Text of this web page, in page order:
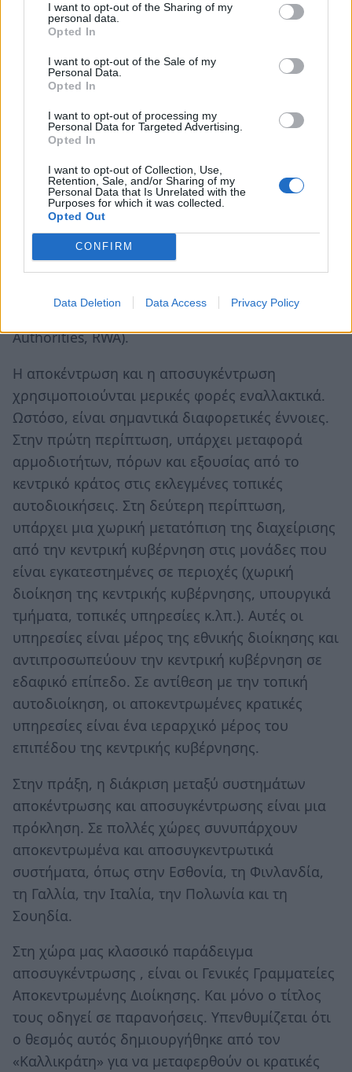
I want to opt-out of the Sharing of my
personal data.
Opted In
I want to opt-out of the Sale of my
Personal Data.
Opted In
I want to opt-out of processing my
Personal Data for Targeted Advertising.
Opted In
I want to opt-out of Collection, Use,
Retention, Sale, and/or Sharing of my
Personal Data that Is Unrelated with the
Purposes for which it was collected.
Opted Out
CONFIRM
Data Deletion Data Access Privacy Policy
της δομής, της πρακτικής και πολιτικής
«κουλτούρας» μέσα στην ίδια την κεντρική
κυβέρνηση και για το λόγο αυτό δημιουργεί
σημαντικές προκλήσεις για τις κεντρικές
Ένα ενδιαφέρον στοιχείο, που προκύπτει από τη
διεθνή εμπειρία, είναι ότι σε ορισμένες χώρες η
αποκέντρωση δεν είναι μόνο χωρική, αλλά και
λειτουργική. Έχει παρατηρηθεί ότι ορισμένες
αρμοδιότητες ξεπερνούν τα διοικητικά όρια
ενός Δήμου. Στην Ολλανδία η διαχείριση των
υδατικών πόρων και των λεκανών απορροής
γίνεται από αυτόνομες αποκεντρωμένες
περιφερειακές αρχές (Regional Water
Authorities, RWA).
Η αποκέντρωση και η αποσυγκέντρωση
χρησιμοποιούνται μερικές φορές εναλλακτικά.
Ωστόσο, είναι σημαντικά διαφορετικές έννοιες.
Στην πρώτη περίπτωση, υπάρχει μεταφορά
αρμοδιοτήτων, πόρων και εξουσίας από το
κεντρικό κράτος στις εκλεγμένες τοπικές
αυτοδιοικήσεις. Στη δεύτερη περίπτωση,
υπάρχει μια χωρική μετατόπιση της διαχείρισης
από την κεντρική κυβέρνηση στις μονάδες που
είναι εγκατεστημένες σε περιοχές (χωρική
διοίκηση της κεντρικής κυβέρνησης, υπουργικά
τμήματα, τοπικές υπηρεσίες κ.λπ.). Αυτές οι
υπηρεσίες είναι μέρος της εθνικής διοίκησης και
αντιπροσωπεύουν την κεντρική κυβέρνηση σε
εδαφικό επίπεδο. Σε αντίθεση με την τοπική
αυτοδιοίκηση, οι αποκεντρωμένες κρατικές
υπηρεσίες είναι ένα ιεραρχικό μέρος του
επιπέδου της κεντρικής κυβέρνησης.
Στην πράξη, η διάκριση μεταξύ συστημάτων
αποκέντρωσης και αποσυγκέντρωσης είναι μια
πρόκληση. Σε πολλές χώρες συνυπάρχουν
αποκεντρωμένα και αποσυγκεντρωτικά
συστήματα, όπως στην Εσθονία, τη Φινλανδία,
τη Γαλλία, την Ιταλία, την Πολωνία και τη
Σουηδία.
Στη χώρα μας κλασσικό παράδειγμα
αποσυγκέντρωσης , είναι οι Γενικές Γραμματείες
Αποκεντρωμένης Διοίκησης. Και μόνο ο τίτλος
τους οδηγεί σε παρανοήσεις. Υπενθυμίζεται ότι
ο θεσμός αυτός δημιουργήθηκε από τον
«Καλλικράτη» για να μεταφερθούν οι κρατικές